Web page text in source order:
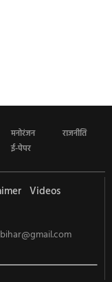
मनोरंजन
राजनीति
ई-पेपर
Videos